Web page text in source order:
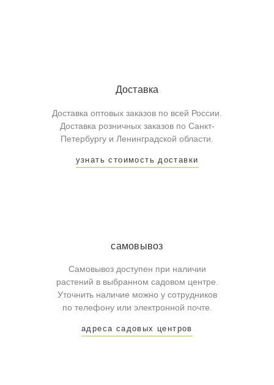
Доставка
Доставка оптовых заказов по всей России.
Доставка розничных заказов по Санкт-
Петербургу и Ленинградской области.
узнать стоимость доставки
самовывоз
Самовывоз доступен при наличии
растений в выбранном садовом центре.
Уточнить наличие можно у сотрудников
по телефону или электронной почте.
адреса садовых центров